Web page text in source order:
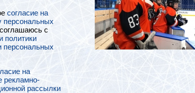
согласие на
персональных
с
политики
персональных
на
рекламно-
рассылки